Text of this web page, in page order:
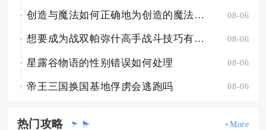
创造与魔法如何正确地为创造的魔法宠物提供食物 08-06
想要成为战双帕弥什高手战斗技巧有什么窍门 08-06
星露谷物语的性别错误如何处理 08-06
帝王三国换国基地俘虏会逃跑吗 08-06
热门攻略 +More